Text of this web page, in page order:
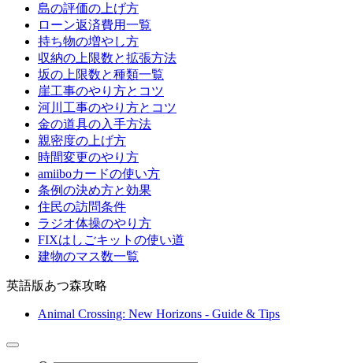
島の評価の上げ方
ローン返済費用一覧
持ち物の増やし方
収納の上限数と拡張方法
坂の上限数と種類一覧
崖工事のやり方とコツ
河川工事のやり方とコツ
金の道具の入手方法
親密度の上げ方
時間変更のやり方
amiiboカードの使い方
条例の決め方と効果
住民の訪問条件
ラジオ体操のやり方
FIXはしごキットの使い道
建物のマス数一覧
英語版あつ森攻略
Animal Crossing: New Horizons - Guide & Tips